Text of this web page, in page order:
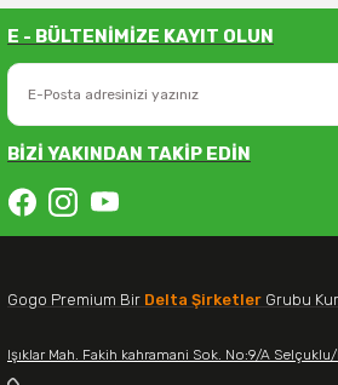
E - BÜLTENİMİZE KAYIT OLUN
BİZİ YAKINDAN TAKİP EDİN
Gogo Premium Bir Delta Şirketler Grubu
Işıklar Mah. Fakih kahramani Sok. No:9/A Selçuklu/